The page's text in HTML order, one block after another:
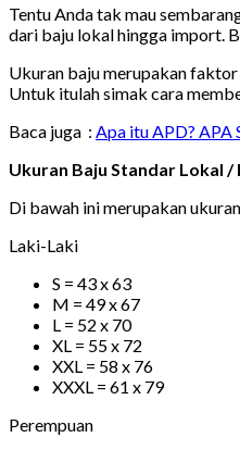
Tentu Anda tak mau
dari baju lokal hingga import.
Ukuran baju merupakan
Untuk itulah simak cara
Baca juga : Apa itu APD? APA
Ukuran Baju Standar Lokal /
Di bawah ini merupakan
Laki-Laki
S = 43 x 63
M = 49 x 67
L = 52 x 70
XL = 55 x 72
XXL = 58 x 76
XXXL = 61 x 79
Perempuan